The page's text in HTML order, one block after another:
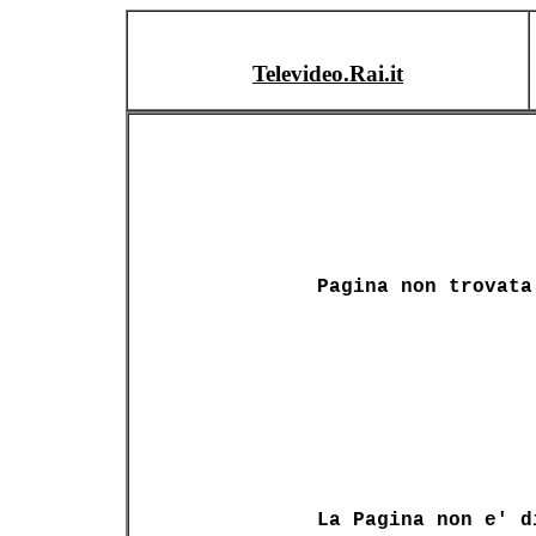
Televideo.Rai.it
Pagina non trovata
La Pagina non e'